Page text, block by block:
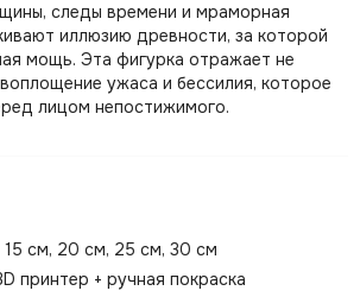
следы времени и мраморная
иллюзию древности, за которой
мощь. Эта фигурка отражает не
ужаса и бессилия, которое
лицом непостижимого.
15 см, 20 см, 25 см, 30 см
принтер + ручная покраска